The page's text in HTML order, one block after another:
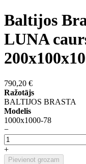
Baltijos
LUNA
790,20 €
Ražotājs
BALTIJOS BRASTA
Modelis
1000x1000-78
−
+
Pievienot grozam